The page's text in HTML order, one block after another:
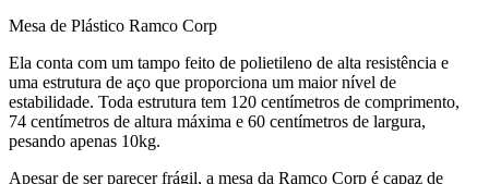
Mesa de Plástico Ramco Corp
Ela conta com um tampo feito de polietileno de alta resistência e
uma estrutura de aço que proporciona um maior nível de
estabilidade. Toda estrutura tem 120 centímetros de comprimento,
74 centímetros de altura máxima e 60 centímetros de largura,
pesando apenas 10kg.
Apesar de ser parecer frágil, a mesa da Ramco Corp é capaz de